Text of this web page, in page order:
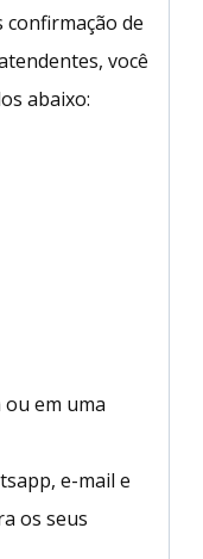
de
você
abaixo:
ou em uma
e-mail e
os seus